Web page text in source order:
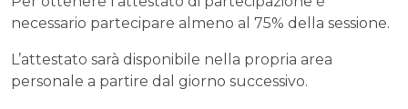
necessario partecipare almeno al 75% della sessione.
L’attestato sarà disponibile nella propria area
personale a partire dal giorno successivo.